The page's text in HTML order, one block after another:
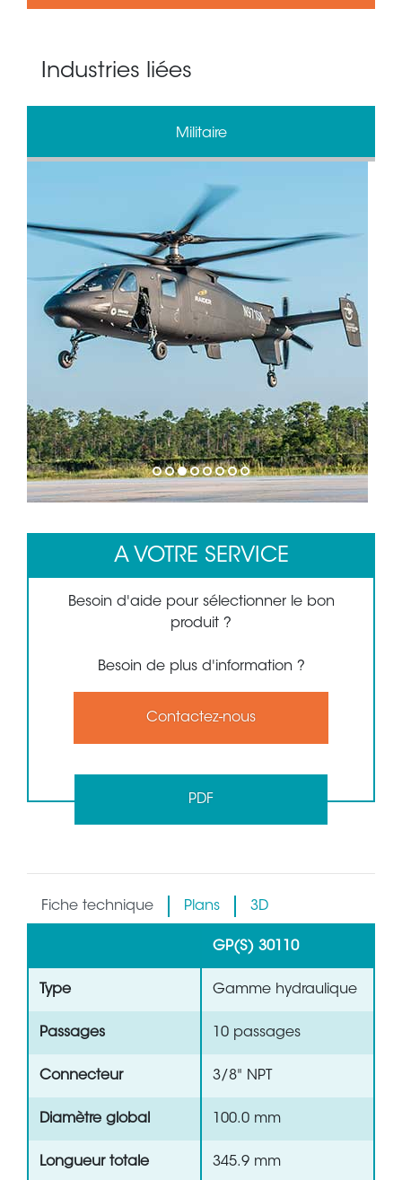
Industries liées
Militaire
1 2 3 4 5 6 7 8
A VOTRE SERVICE
Besoin d'aide pour sélectionner le bon
produit ?
Besoin de plus d'information ?
Contactez-nous
PDF
Fiche technique Plans 3D
GP(S) 30110
Type Gamme hydraulique
Passages 10 passages
Connecteur 3/8" NPT
Diamètre global 100.0 mm
Longueur totale 345.9 mm